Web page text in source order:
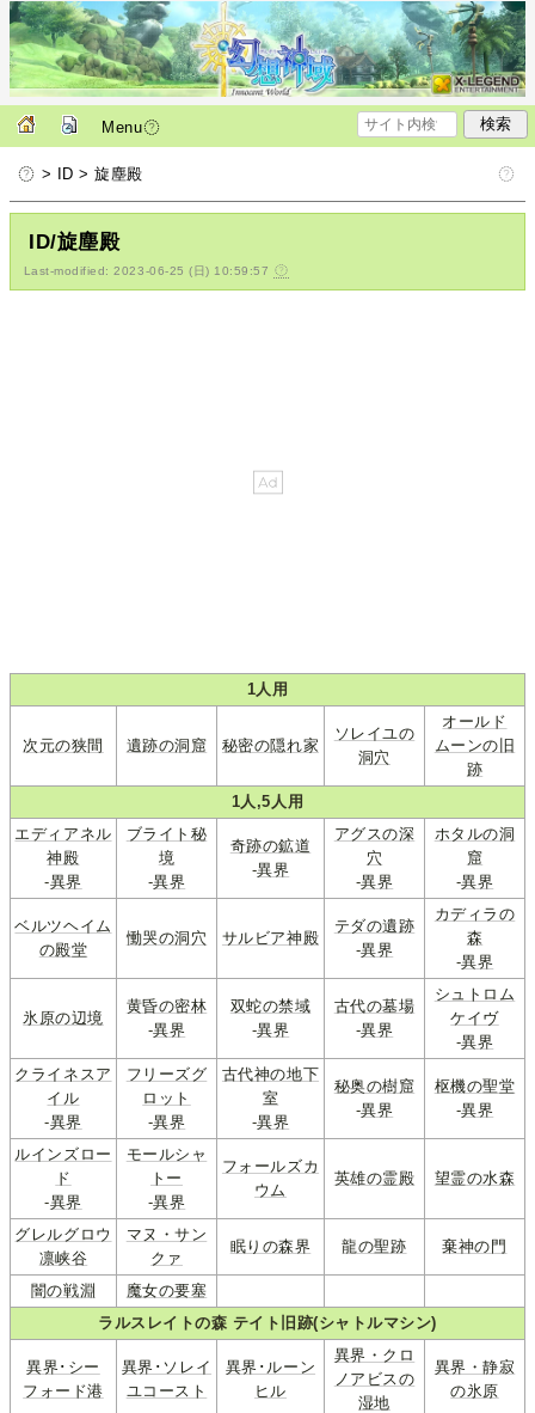
Menu
> ID > 旋塵殿
ID/旋塵殿
Last-modified: 2023-06-25 (日) 10:59:57
1人用
次元の狭間 遺跡の洞窟 秘密の隠れ家
ソレイユの
洞穴
オールド
ムーンの旧
跡
1人,5人用
エディアネル
神殿
-異界
ブライト秘
境
-異界
奇跡の鉱道
-異界
アグスの深
穴
-異界
ホタルの洞
窟
-異界
ベルツヘイム
の殿堂
慟哭の洞穴 サルビア神殿
テダの遺跡
-異界
カディラの
森
-異界
氷原の辺境
黄昏の密林
-異界
双蛇の禁域
-異界
古代の墓場
-異界
シュトロム
ケイヴ
-異界
クライネスア
イル
-異界
フリーズグ
ロット
-異界
古代神の地下
室
-異界
秘奥の樹窟
-異界
枢機の聖堂
-異界
ルインズロー
ド
-異界
モールシャ
トー
-異界
フォールズカ
ウム
英雄の霊殿 望霊の水森
グレルグロウ
凛峡谷
マヌ・サン
クァ
眠りの森界 龍の聖跡 棄神の門
闇の戦淵
魔女の要塞
ラルスレイトの森 テイト旧跡(シャトルマシン)
異界･シー
フォード港
異界･ソレイ
ユコースト
異界･ルーン
ヒル
異界・クロ
ノアビスの
湿地
異界・静寂
の氷原